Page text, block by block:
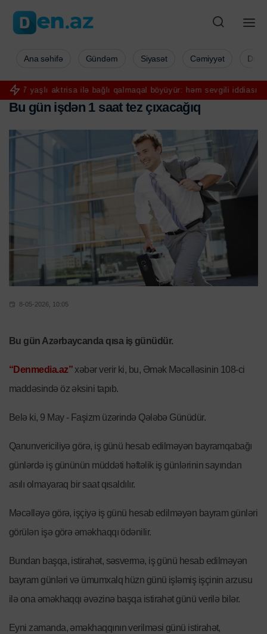
aktrisa ilə bağlı qalmaqal böyüyür: həm sevgili iddiası, həm
Ana səhifə Gündəm Siyasət Cəmiyyət
Bu gün işdən 1 saat tez çıxacağıq
8-05-2026, 10:05
Bu gün Azərbaycanda qısa iş günüdür.
“Denmedia.az”xəbər verir ki, bu, Əmək Məcəlləsinin 108-ci
maddəsində öz əksini tapıb.
Belə ki, 9 May - Faşizm üzərində Qələbə Günüdür.
Qanunvericiliyə görə, iş günü hesab edilməyən bayramqabağı
günlərdə iş gününün müddəti həftəlik iş günlərinin sayından
asılı olmayaraq bir saat qısaldılır.
Məcəlləyə görə, işçiyə iş günü hesab edilməyən bayram günləri
görülən işə görə əməkhaqqı ödənilir.
Bundan başqa, istirahət, səsvermə, iş günü hesab edilməyən
bayram günləri və ümumxalq hüzn günü işləmiş işçinin arzusu
ilə ona əməkhaqqı əvəzinə başqa istirahət günü verilə bilər.
Eyni zamanda, əməkhaqqının verilməsi günü istirahət,